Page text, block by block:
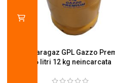
Butelie aragaz GPL Gazzo
26 litri 12 kg neincarcata